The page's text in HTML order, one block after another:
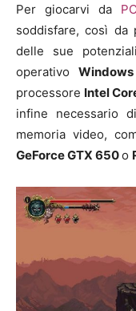
Per giocarvi da PC
soddisfare, così da
delle sue
operativo
processore Intel
infine necessario
memoria video,
GeForce GTX 650o